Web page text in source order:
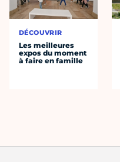
DÉCOUVRIR
Les meilleures
expos du moment
à faire en famille